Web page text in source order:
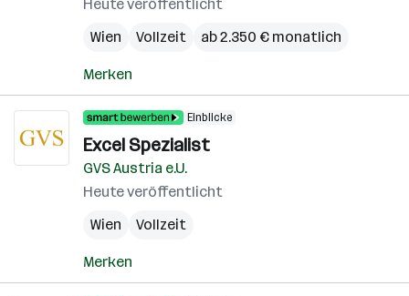
Heute veröffentlicht
Wien
Vollzeit ab 2.350 € monatlich
Merken
Einblicke
Excel Spezialist
GVS Austria e.U.
Heute veröffentlicht
Wien
Vollzeit
Merken